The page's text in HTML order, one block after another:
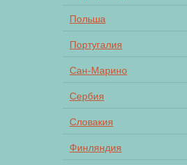
Польша
Португалия
Сан-Марино
Сербия
Словакия
Финляндия